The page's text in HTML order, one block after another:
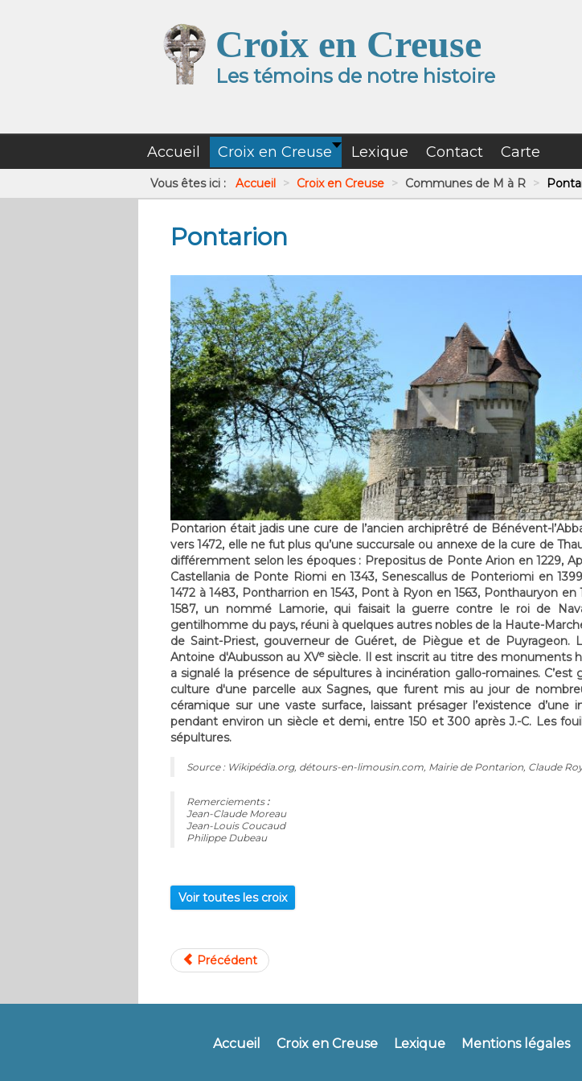
Croix en Creuse
Les témoins de notre histoire
Accueil Croix en Creuse Lexique Contact Carte
Vous êtes ici : Accueil > Croix en Creuse > Communes de M à R >
Pontarion
Pontarion était jadis une cure de l’ancien archiprêtré de Bénévent-
vers 1472, elle ne fut plus qu’une succursale ou annexe de la cure de
différemment selon les époques : Prepositus de Ponte Arion en 1229,
Castellania de Ponte Riomi en 1343, Senescallus de Ponteriomi en
1472 à 1483, Pontharrion en 1543, Pont à Ryon en 1563, Ponthauryon
1587, un nommé Lamorie, qui faisait la guerre contre le roi de
gentilhomme du pays, réuni à quelques autres nobles de la Haute-
de Saint-Priest, gouverneur de Guéret, de Piègue et de
Antoine d'Aubusson au XVesiècle. Il est inscrit au titre des monuments
a signalé la présence de sépultures à incinération gallo-romaines.
culture d'une parcelle aux Sagnes, que furent mis au jour de
céramique sur une vaste surface, laissant présager l’existence
pendant environ un siècle et demi, entre 150 et 300 après J.-C. Les
sépultures.
Source : Wikipédia.org, détours-en-limousin.com, Mairie de Pontarion, Claude
Remerciements:
Jean-Claude Moreau
Jean-Louis Coucaud
Philippe Dubeau
Voir toutes les croix
Précédent
Accueil Croix en Creuse Lexique Mentions légales